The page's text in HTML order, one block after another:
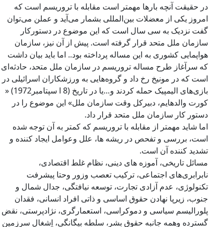
در حقیقت آنچه بارها مهمتر است مقابله با تروریسم است که
امروز یکی از معضلات بین‌المللی بشمار می‌آید و عملن می‌توان
گفت نزدیک به سی سال است که این موضوع در دستورکار
سازمان ملل متحد قرار گرفته است. پیش از آن نیز، سازمان
هواپمایی کشوری به این مساله پرداخته بود.. اما باید بیان داشت
که سرآغاز طرح مساله تروریسم در سازمان ملل متحد، حادثه‌ای
است که در مونیخ رخ داد و گروه‌هایی به ورزشکاران اسرائیلی در
بازی‌های الیمپیک حمله کردند و…یا در تاریخ (8 ا سپتامبر1972) «
کورت والدهایم، دبیرکل وقت سازمان ملل» این موضوع را در
دستور کار سازمان ملل متحد قرار داد.
اما شاید مهمتر از مقابله با تروریسم که کمتر به آن توجه شده
است، بررسی و تفحص در ریشه ها، علل وعوامل ایجاد کننده و
تشدید کننده آن است.
مسائل تاریخی، آموزه های دینی، نظام غلط اقتصادی،
نابرابری‌های اجتماعی، ترکیب تعصب وزور وحتا پیشرفت
تکنولوژی، عدم آزادی تجارت، توسعه نیافتگی، جدال شمال و
جنوب، زیرپا نهادن حقوق اساسی و ذاتی افراد انسانی، فقدان
پلورالیسم سیاسی و دموکراسی، استعمارگری، نژادپرستی، نقض
گسترده وهمه جانبه حقوق بشر، سلطه بیگانگی، اِشغال سرزمین